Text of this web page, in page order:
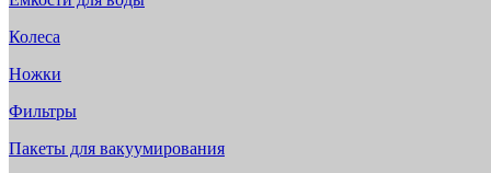
Колеса
Ножки
Фильтры
Пакеты для вакуумирования